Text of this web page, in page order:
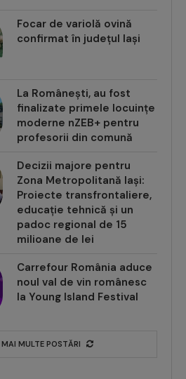
Focar de variolă ovină
confirmat în județul Iași
La Românești, au fost
finalizate primele locuințe
moderne nZEB+ pentru
profesorii din comună
Decizii majore pentru
Zona Metropolitană Iași:
Proiecte transfrontaliere,
educație tehnică și un
padoc regional de 15
milioane de lei
Carrefour România aduce
noul val de vin românesc
la Young Island Festival
MULTE POSTĂRI